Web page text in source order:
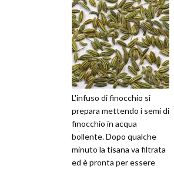
L'infuso di finocchio si
prepara mettendo i semi di
finocchio in acqua
bollente. Dopo qualche
minuto la tisana va filtrata
ed è pronta per essere